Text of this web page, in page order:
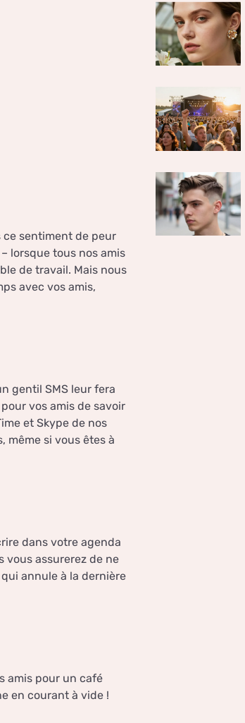
ce sentiment de peur
lorsque tous nos amis
de travail. Mais nous
avec vos amis,
gentil SMS leur fera
vos amis de savoir
et Skype de nos
même si vous êtes à
dans votre agenda
vous assurerez de ne
annule à la dernière
amis pour un café
en courant à vide !